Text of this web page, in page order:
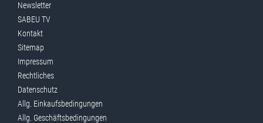
Newsletter
SABEU TV
Kontakt
Sitemap
Impressum
Rechtliches
Datenschutz
Allg. Einkaufsbedingungen
Allg. Geschäftsbedingungen